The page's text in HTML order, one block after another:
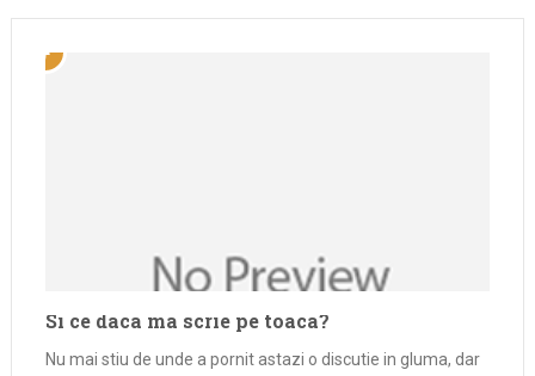
Si ce daca ma scrie pe toaca?
Nu mai stiu de unde a pornit astazi o discutie in gluma, dar